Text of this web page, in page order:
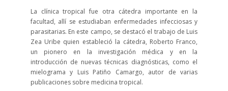
La clínica tropical fue otra cátedra importante en la
facultad, allí se estudiaban enfermedades infecciosas y
parasitarias. En este campo, se destacó el trabajo de Luis
Zea Uribe quien estableció la cátedra, Roberto Franco,
un pionero en la investigación médica y en la
introducción de nuevas técnicas diagnósticas, como el
mielograma y Luis Patiño Camargo, autor de varias
publicaciones sobre medicina tropical.